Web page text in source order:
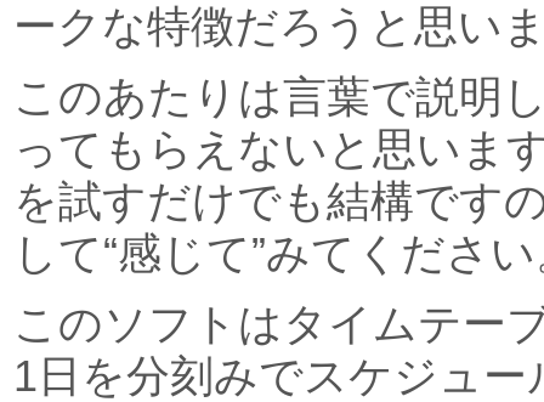
ークな特徴だろうと思い
このあたりは言葉で説明
ってもらえないと思いま
を試すだけでも結構です
して“感じて”みてくださ
このソフトはタイムテー
1日を分刻みでスケジュ